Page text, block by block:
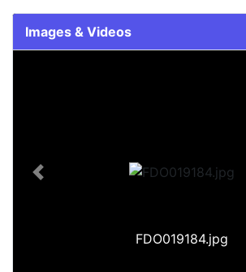
Images & Videos
FDO019184.jpg
Previous